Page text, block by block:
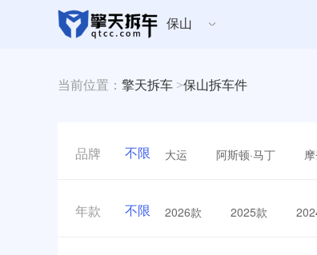
保山
当前位置： 擎天拆车 >保山拆车件
品牌 不限 大运 阿斯顿·马丁
年款 不限 2026款 2025款